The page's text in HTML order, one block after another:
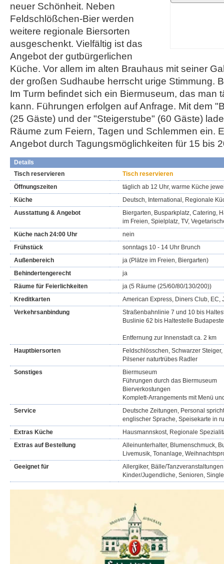
neuer Schönheit. Neben
Feldschlößchen-Bier werden
weitere regionale Biersorten
ausgeschenkt. Vielfältig ist das
Angebot der gutbürgerlichen
Küche. Vor allem im alten Brauhaus mit seiner
der großen Sudhaube herrscht urige Stimmung.
Im Turm befindet sich ein Biermuseum, das man
kann. Führungen erfolgen auf Anfrage. Mit dem
(25 Gäste) und der "Steigerstube" (60 Gäste)
Räume zum Feiern, Tagen und Schlemmen ein.
Angebot durch Tagungsmöglichkeiten für 15 bis
Details
Tisch reservieren
Tisch reservieren
Öffnungszeiten
täglich ab 12 Uhr, warme Küche
Küche
Deutsch, International, Regionale
Ausstattung & Angebot
Biergarten, Busparkplatz, Catering,
im Freien, Spielplatz, TV,
Küche nach 24:00 Uhr
nein
Frühstück
sonntags 10 - 14 Uhr Brunch
Außenbereich
ja (Plätze im Freien, Biergarten)
Behindertengerecht
ja
Räume für Feierlichkeiten
ja (5 Räume (25/60/80/130/200))
Kreditkarten
American Express, Diners Club, EC,
Verkehrsanbindung
Straßenbahnlinie 7 und 10 bis
Buslinie 62 bis Haltestelle
Entfernung zur Innenstadt ca. 2 km
Hauptbiersorten
Feldschlösschen, Schwarzer
Pilsener naturtrübes Radler
Sonstiges
Biermuseum
Führungen durch das Biermuseum
Bierverkostungen
Komplett-Arrangements mit Menü
Service
Deutsche Zeitungen, Personal
englischer Sprache, Speisekarte in
Extras Küche
Hausmannskost, Regionale
Extras auf Bestellung
Alleinunterhalter, Blumenschmuck,
Livemusik, Tonanlage,
Geeignet für
Allergiker, Bälle/
Kinder/Jugendliche, Senioren,